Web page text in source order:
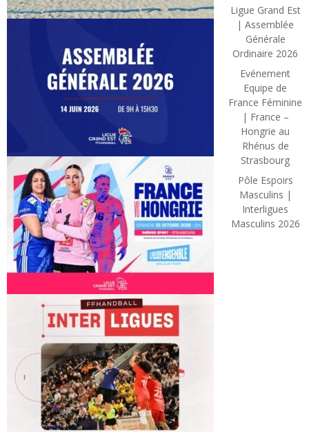
Ligue Grand Est
| Assemblée
Générale
Ordinaire 2026
Evénement
Equipe de
France Féminine
| France –
Hongrie au
Rhénus de
Strasbourg
Pôle Espoirs
Masculins |
Interligues
Masculins 2026